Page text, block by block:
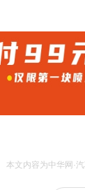
本文内容为中华网·